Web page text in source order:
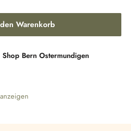
Warenkorb
Bern Ostermundigen